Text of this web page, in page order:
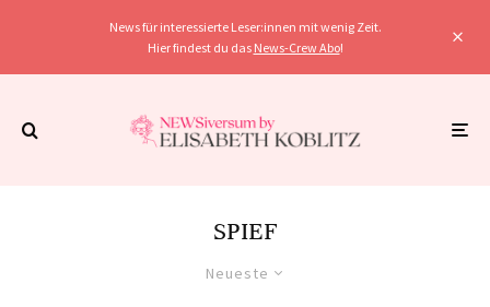
News für interessierte Leser:innen mit wenig Zeit.
Hier findest du das News-Crew Abo!
SPIEF
Neueste